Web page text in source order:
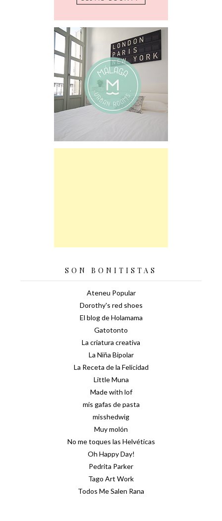
SON BONITISTAS
Ateneu Popular
Dorothy's red shoes
El blog de Holamama
Gatotonto
La criatura creativa
La Niña Bipolar
La Receta de la Felicidad
Little Muna
Made with lof
mis gafas de pasta
misshedwig
Muy molón
No me toques las Helvéticas
Oh Happy Day!
Pedrita Parker
Tago Art Work
Todos Me Salen Rana